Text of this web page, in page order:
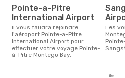
Pointe-a-Pitre
International Airport
Il vous faudra rejoindre
l'aéroport Pointe-a-Pitre
International Airport pour
effectuer votre voyage Pointe-
à-Pitre Montego Bay.
Sangster International
Les vols ayant pour destination